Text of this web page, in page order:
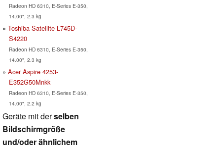
Radeon HD 6310, E-Series E-350,
14.00", 2.3 kg
Toshiba Satellite L745D-
S4220
Radeon HD 6310, E-Series E-350,
14.00", 2.3 kg
Acer Aspire 4253-
E352G50Mnkk
Radeon HD 6310, E-Series E-350,
14.00", 2.2 kg
Geräte mit derselben
Bildschirmgröße
und/oder ähnlichem